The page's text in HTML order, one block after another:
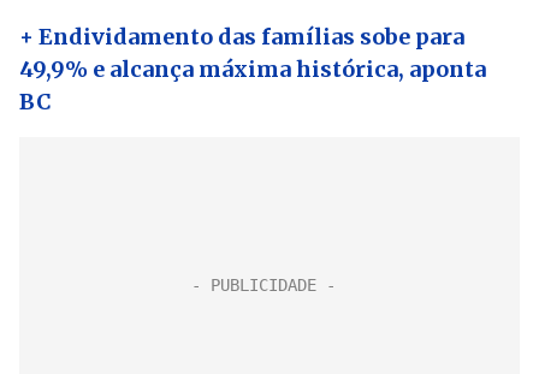
+ Endividamento das famílias sobe para
49,9% e alcança máxima histórica, aponta
BC